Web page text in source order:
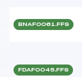
BNAF0061.FFS
FDAF0045.FFS